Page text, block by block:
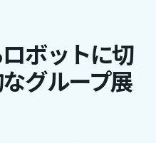
ボットに切
グループ展